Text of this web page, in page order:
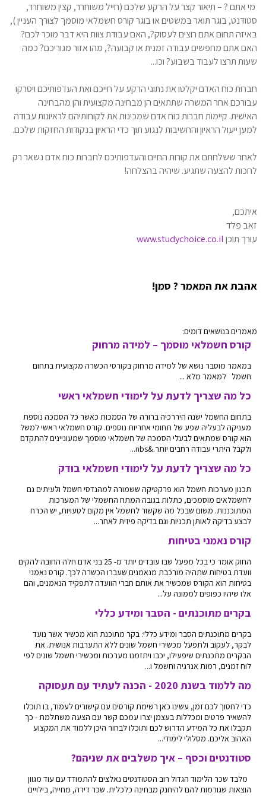
מי אתם ? – תיאור קצר על הרקע שלכם (חייל משוחרר, קצין משוחרר,
סטודנט, בוגר תואר במשטים או בוגר קורס חשמלאי מוסמך לצורך העניין ),
באיזה תחום אתם רוצים לעסוק?, האם עבודת צוות היא דבר מוכר לכם?
האם אתם מחפשים עבודה זמנית או קבועה?, מהו אזור מגוריכם? כמה
שעות תרצו לעבוד בשבוע? וכו...
חברות כוח האדם יקלטו את נתוני הרקע על חייכם ואת העדפותיכם ויסרקו
עבורכם אחר המשרה שתתאים הן מבחינה מקצועית והן מהבחינה
האישית. קיימות חברות כוח אדם שמכינות את לקוחותיהם לראיונות עבודה
למען ייעול הראיון והחשיבות לנגוע תוך כדי הראיון בנקודות החזקות שלכם.
לאחר ששלחתם את קורות החיים והעדפותיכם לחברות כוח אדם נשאר רק
לחכות להצעה שתגיע. שיהיה בהצלחה!
איתכם,
זאב פלד
עורך תוכןwww.studychoice.co.il
אהבת את המאמר ? סמן!
מאמרים בנושאים דומים:
קורס חשמלאי מוסמך – למידה מרחוק
במאמר מוסבר נושא של למידה מרחוק בקורסי הכשרה מקצועית בתחום
חשמל למאמר מלא ...
כל מה שצריך לדעת על לימודי חשמלאי ראשי
בתחום החשמל ישנה היררכיה ברורה של הסמכות כאשר כל הסמכה נוספת
מעניקה לבעליה שפע של תחומי אחריות נוספים. קורס חשמלאי ראשי למשל
הוא קורס שמתאים לבעלי הסמכה של חשמלאי מוסמך שמעוניינים להתקדם
ולקבל היתרי עבודה רחבים יותר.&nbs...
כל מה שצריך לדעת על לימודי חשמלאי בודק
תכנון מערכות חשמל הוא פרקטיקה ששמורה למהנדסי חשמל ולעיתים גם
לחשמלאים מוסמכים, כתלות בגובה המתח החשמלי של המערכות
המתוכננות. משום שבכל מה שקשור לחשמל אין מקום לטעויות, יש הכרח
לבצע בדיקה לאותן תכניות וגם בדיקה פיזית לאחר...
קורס נאמני בטיחות
החוק אומר כי בכל מפעל שבו עובדים יותר מ- 25 בני אדם חלה החובה להקים
וועדת בטיחות שתהיה מורכבת מנאמנים שעברו הכשרה לכך. קורס נאמני
בטיחות הוא הקורס שמכשיר את אותם חברי הוועדה לתפקיד הנאמנים, והם
אלו שיהיו כפופים לממונה על...
בקרים מתוכנתים - הסבר ומידע כללי
בקרים מתוכנתים הסבר ומידע כללי: בקר מתוכנת הוא מכשיר אשר נועד
לבקר, לעקוב ולתפעל מכשירי חשמל שונים ללא התערבות אנושית. את
הבקרים מתכנתים שיפעילו, יכבו ויתזמנו מערכות ומכשירי חשמל שונים לפי
לוח זמנים, רמות אנרגיה וחשמל ו...
מה ללמוד בשנת 2020 - הכנה לעתיד עם תעסוקה
כדי לחסוך לכם זמן, עשינו כאן רשימת קורסים עם קישורים לעמוד, בו תוכלו
להשאיר פרטים ומכללות בעצמן יצרו עמכם קשר עם הצעה משתלמת - כך
תקבלו את כל המידע הדרוש לכם ותוכלו לבחור היכן ללמוד את המקצוע
האהוב אליכם. מסלולי לימודי...
סטודנטים וכסף – איך משלבים את שניהם?
מלבד שכר הלימוד הגדול רוב הסטודנטים נאלצים להתמודד עם עוד מגוון
הוצאות שגורמות להם להיחנק מבחינה כלכלית. שכר דירה, מחייה, בילויים